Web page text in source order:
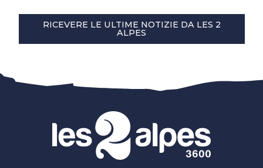
RICEVERE LE ULTIME NOTIZIE DA LES 2
ALPES